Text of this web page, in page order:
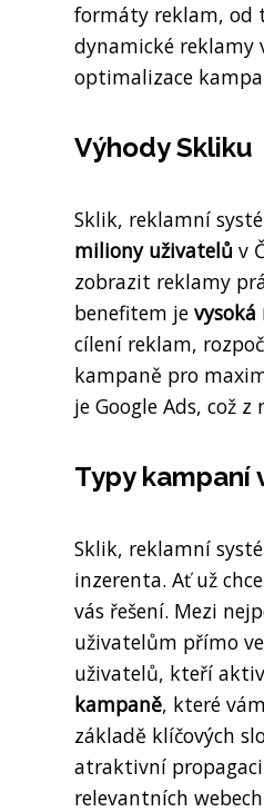
formáty reklam, od
dynamické reklamy
optimalizace
Výhody Skliku
Sklik, reklamní
miliony uživatelů v
zobrazit reklamy
benefitem je
cílení reklam,
kampaně pro
je Google Ads, což
Typy kampaní
Sklik, reklamní
inzerenta. Ať už
vás řešení. Mezi
uživatelům přímo
uživatelů, kteří
kampaně, které
základě klíčových
atraktivní
relevantních